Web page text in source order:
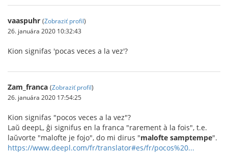
vaaspuhr (Zobraziť profil)
26. januára 2020 10:32:43
Kion signifas 'pocas veces a la vez'?
Zam_franca (Zobraziť profil)
26. januára 2020 17:54:25
Kion signifas "pocos veces a la vez"?
Laŭ deepL, ĝi signifus en la franca "rarement à la fois", t.e.
laŭvorte "malofte je fojo", do mi dirus "malofte samptempe".
https://www.deepl.com/fr/translator#es/fr/pocos%20...